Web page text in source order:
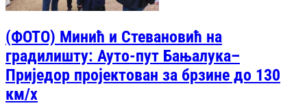
(ФОТО) Минић и Стевановић на
градилишту: Ауто-пут Бањалука–
Приједор пројектован за брзине до 130
км/х